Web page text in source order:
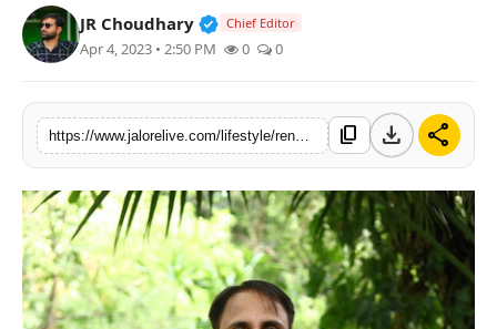
विशेष JR Choudhary Verified Public Figure • 30 Mar,
Chief Editor
Apr 4, 2023 • 2:50 PM 0 0
content_copy download share